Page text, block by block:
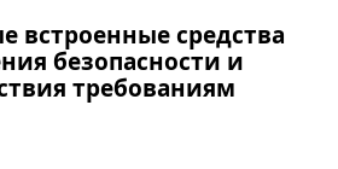
встроенные средства
безопасности и
требованиям